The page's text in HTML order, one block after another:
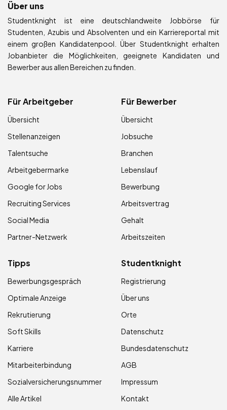
Über uns
Studentknight ist eine deutschlandweite Jobbörse für
Studenten, Azubis und Absolventen und ein Karriereportal mit
einem großen Kandidatenpool. Über Studentknight erhalten
Jobanbieter die Möglichkeiten, geeignete Kandidaten und
Bewerber aus allen Bereichen zu finden.
Für Arbeitgeber
Übersicht
Stellenanzeigen
Talentsuche
Arbeitgebermarke
Google for Jobs
Recruiting Services
Social Media
Partner-Netzwerk
Für Bewerber
Übersicht
Jobsuche
Branchen
Lebenslauf
Bewerbung
Arbeitsvertrag
Gehalt
Arbeitszeiten
Tipps
Bewerbungsgespräch
Optimale Anzeige
Rekrutierung
Soft Skills
Karriere
Mitarbeiterbindung
Sozialversicherungsnummer
Alle Artikel
Studentknight
Registrierung
Über uns
Orte
Datenschutz
Bundesdatenschutz
AGB
Impressum
Kontakt